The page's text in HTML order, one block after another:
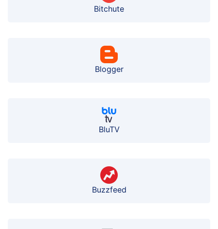
Bitchute
Blogger
BluTV
Buzzfeed